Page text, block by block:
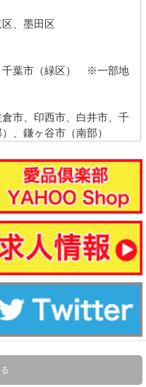
、墨田区
葉市（緑区） ※一部地
市、印西市、白井市、千
、鎌ヶ谷市（南部）